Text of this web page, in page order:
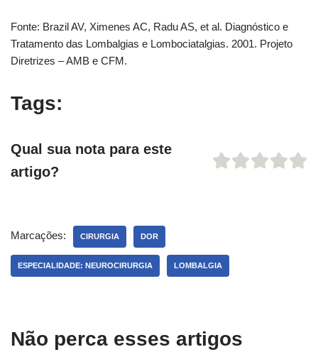
Fonte: Brazil AV, Ximenes AC, Radu AS, et al. Diagnóstico e
Tratamento das Lombalgias e Lombociatalgias. 2001. Projeto
Diretrizes – AMB e CFM.
Tags:
Qual sua nota para este
artigo?
Marcações: CIRURGIA DOR
ESPECIALIDADE: NEUROCIRURGIA LOMBALGIA
Não perca esses artigos